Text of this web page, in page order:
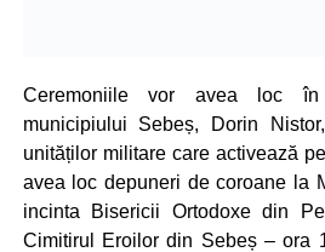
Ceremoniile vor avea loc în
municipiului Sebeș, Dorin
unităților militare care activează
avea loc depuneri de coroane la
incinta Bisericii Ortodoxe din
Cimitirul Eroilor din Sebeș – ora